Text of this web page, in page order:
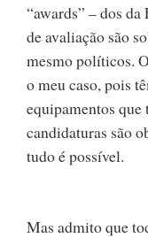
“awards” – dos
de avaliação são
mesmo políticos.
o meu caso, pois
equipamentos que
candidaturas são
tudo é possível.
Mas admito que